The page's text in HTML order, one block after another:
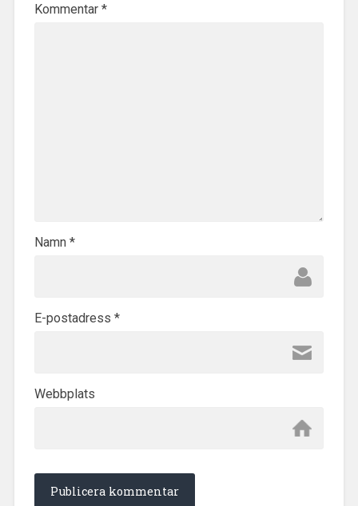
Kommentar *
Namn *
E-postadress *
Webbplats